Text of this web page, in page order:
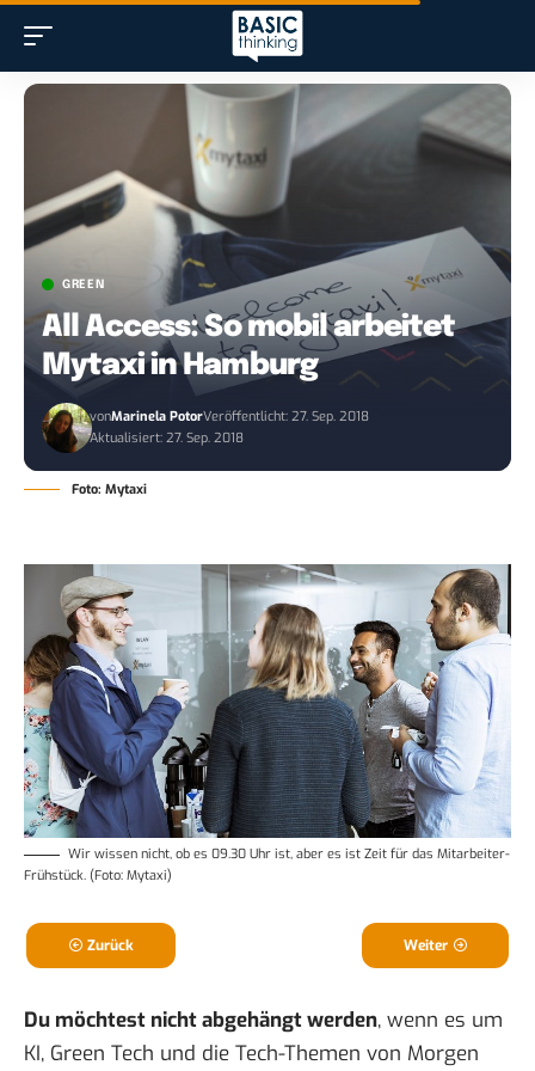
GREEN
All Access: So mobil arbeitet
Mytaxi in Hamburg
vonMarinela PotorVeröffentlicht: 27. Sep. 2018
Aktualisiert: 27. Sep. 2018
Foto: Mytaxi
Wir wissen nicht, ob es 09.30 Uhr ist, aber es ist Zeit für das Mitarbeiter-
Frühstück. (Foto: Mytaxi)
Zurück Weiter
Du möchtest nicht abgehängt werden, wenn es um
KI, Green Tech und die Tech-Themen von Morgen